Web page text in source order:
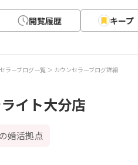
閲覧履歴 キープ
ラーブログ一覧 カウンセラーブログ詳細
イト大分店
婚活拠点